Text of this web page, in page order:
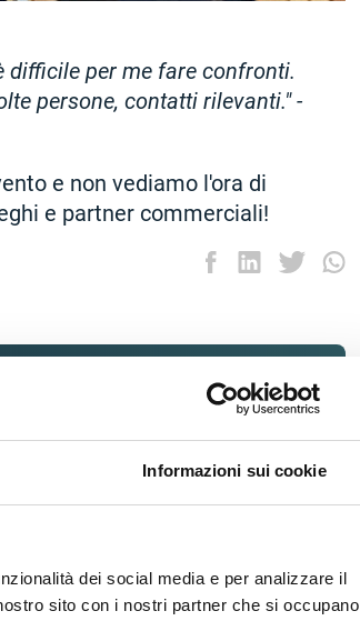
Informazioni sui cookie
dei social media e per analizzare il
sito con i nostri partner che si occupano
difficile per me fare confronti.
persone, contatti rilevanti." -
e non vediamo l'ora di
e partner commerciali!